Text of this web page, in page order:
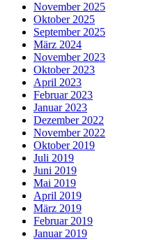
November 2025
Oktober 2025
September 2025
März 2024
November 2023
Oktober 2023
April 2023
Februar 2023
Januar 2023
Dezember 2022
November 2022
Oktober 2019
Juli 2019
Juni 2019
Mai 2019
April 2019
März 2019
Februar 2019
Januar 2019